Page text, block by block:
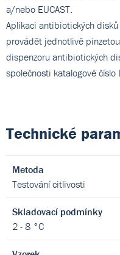
a/nebo EUCAST.
Aplikaci antibiotických
provádět jednotlivě
dispenzoru antibiotických
společnosti katalogové
Technické
Metoda
Testování citlivosti
Skladovací podmínky
2 - 8 °C